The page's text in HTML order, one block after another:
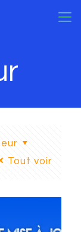
Tout voir